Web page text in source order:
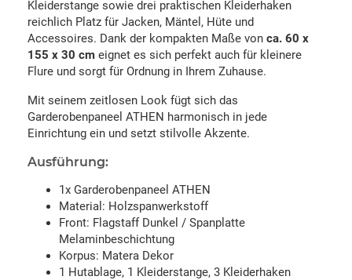
Kleiderstange sowie drei praktischen Kleiderhaken
reichlich Platz für Jacken, Mäntel, Hüte und
Accessoires. Dank der kompakten Maße von ca. 60 x
155 x 30 cm eignet es sich perfekt auch für kleinere
Flure und sorgt für Ordnung in Ihrem Zuhause.
Mit seinem zeitlosen Look fügt sich das
Garderobenpaneel ATHEN harmonisch in jede
Einrichtung ein und setzt stilvolle Akzente.
Ausführung:
1x Garderobenpaneel ATHEN
Material: Holzspanwerkstoff
Front: Flagstaff Dunkel / Spanplatte
Melaminbeschichtung
Korpus: Matera Dekor
1 Hutablage, 1 Kleiderstange, 3 Kleiderhaken